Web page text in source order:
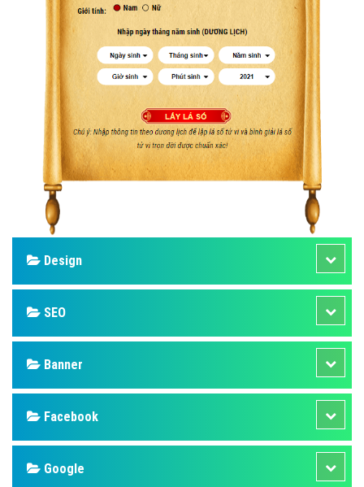
Design
SEO
Banner
Facebook
Google